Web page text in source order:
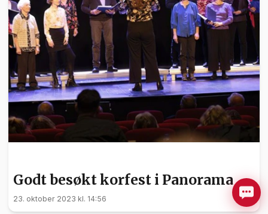
Godt besøkt korfest i Panorama
23. oktober 2023 kl. 14:56